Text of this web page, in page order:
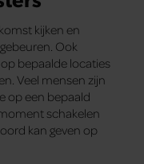
kijken en
Ook
bepaalde locaties
Veel mensen zijn
op een bepaald
schakelen
kan geven op